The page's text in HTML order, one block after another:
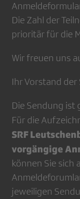
Die Zahl der
prioritär für die
Wir freuen uns
Ihr Vorstand
Die Sendung
Für die
SRF
vorgängige
können Sie sich
jeweiligen